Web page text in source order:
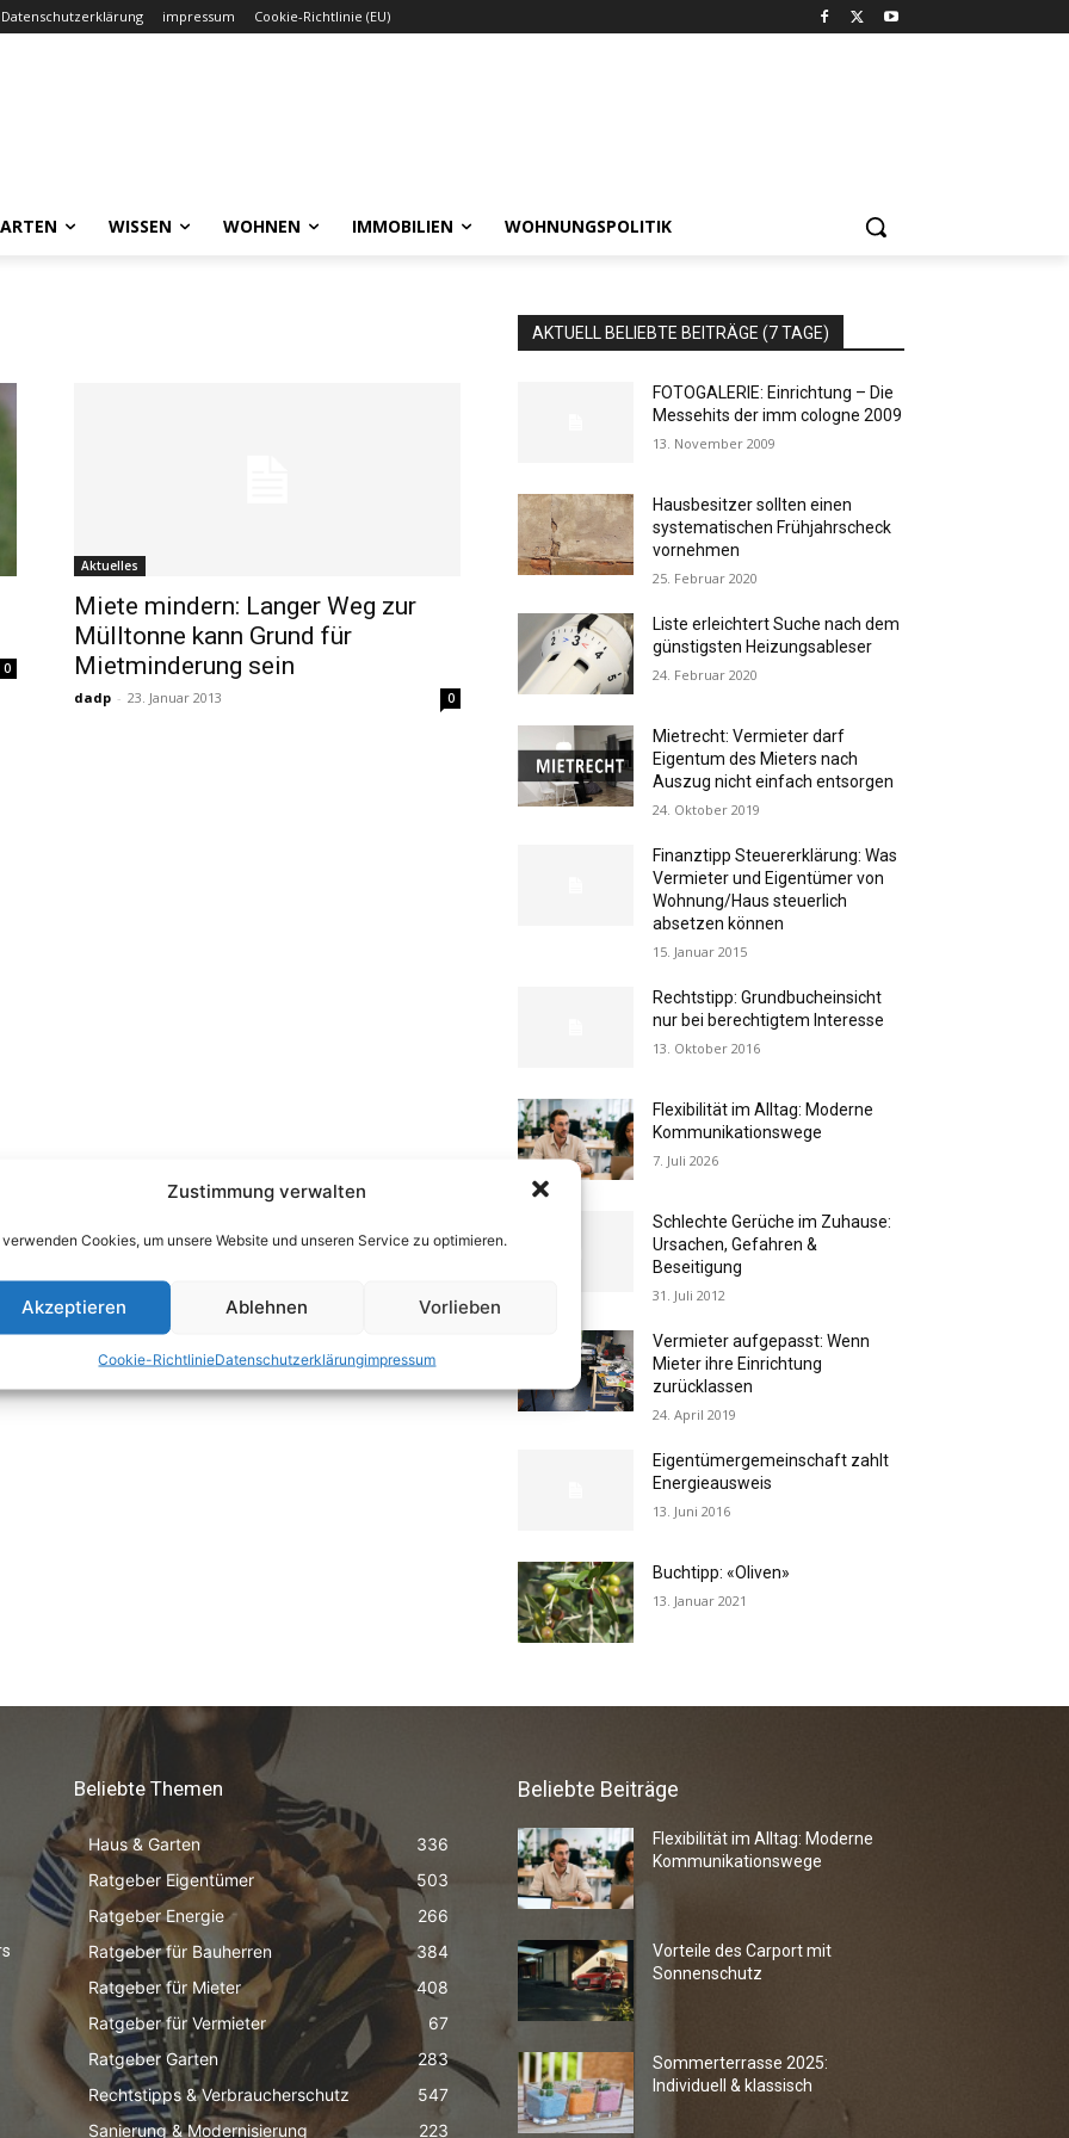
Zustimmung verwalten
verwenden Cookies, um unsere Website und unseren Service zu optimieren.
Akzeptieren Ablehnen Vorlieben
Cookie-RichtlinieDatenschutzerklärungimpressum
Datenschutzerklärung impressum Cookie-Richtlinie (EU)
WISSEN WOHNEN IMMOBILIEN WOHNUNGSPOLITIK
0
Aktuelles
Miete mindern: Langer Weg zur
Mülltonne kann Grund für
Mietminderung sein
dadp - 23. Januar 2013 0
AKTUELL BELIEBTE BEITRÄGE (7 TAGE)
FOTOGALERIE: Einrichtung – Die
Messehits der imm cologne 2009
13. November 2009
Hausbesitzer sollten einen
systematischen Frühjahrscheck
vornehmen
25. Februar 2020
Liste erleichtert Suche nach dem
günstigsten Heizungsableser
24. Februar 2020
Mietrecht: Vermieter darf
Eigentum des Mieters nach
Auszug nicht einfach entsorgen
24. Oktober 2019
Finanztipp Steuererklärung: Was
Vermieter und Eigentümer von
Wohnung/Haus steuerlich
absetzen können
15. Januar 2015
Rechtstipp: Grundbucheinsicht
nur bei berechtigtem Interesse
13. Oktober 2016
Flexibilität im Alltag: Moderne
Kommunikationswege
7. Juli 2026
Schlechte Gerüche im Zuhause:
Ursachen, Gefahren &
Beseitigung
31. Juli 2012
Vermieter aufgepasst: Wenn
Mieter ihre Einrichtung
zurücklassen
24. April 2019
Eigentümergemeinschaft zahlt
Energieausweis
13. Juni 2016
Buchtipp: «Oliven»
13. Januar 2021
Beliebte Themen
Haus & Garten
336
Ratgeber Eigentümer
503
Ratgeber Energie
266
Ratgeber für Bauherren
384
Ratgeber für Mieter
408
Ratgeber für Vermieter
67
Ratgeber Garten
283
Rechtstipps & Verbraucherschutz
547
Sanierung & Modernisierung
223
Beliebte Beiträge
Flexibilität im Alltag: Moderne
Kommunikationswege
Vorteile des Carport mit
Sonnenschutz
Sommerterrasse 2025:
Individuell & klassisch